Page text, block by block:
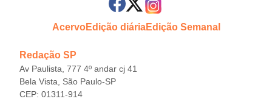
AcervoEdição diáriaEdição Semanal
Redação SP
Av Paulista, 777 4º andar cj 41
Bela Vista, São Paulo-SP
CEP: 01311-914